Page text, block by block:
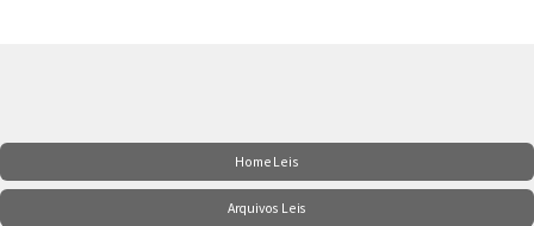
Home Leis
Arquivos Leis